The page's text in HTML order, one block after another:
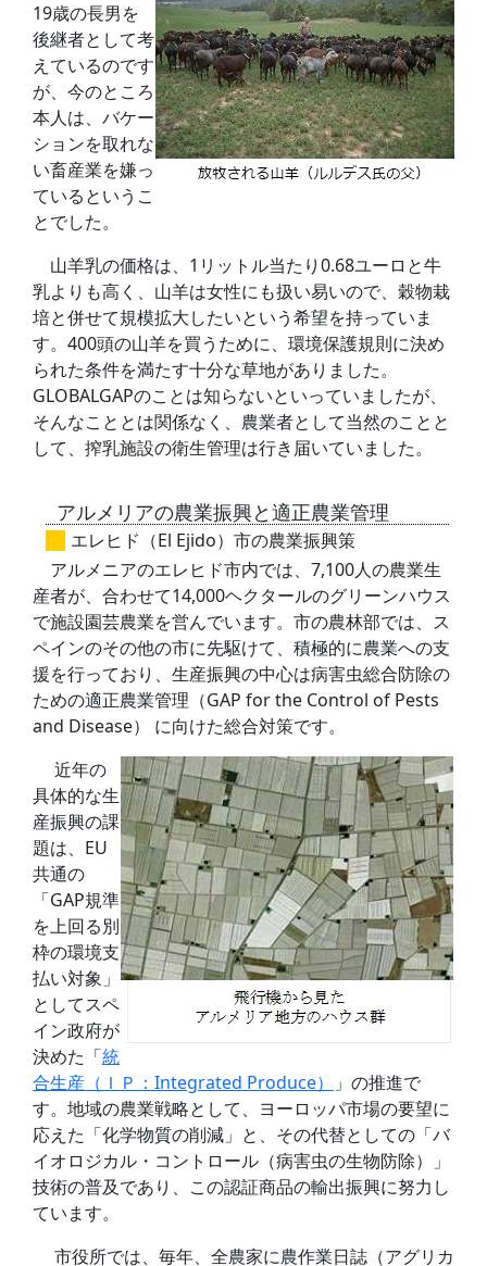
19歳の長男を
後継者として考
えているのです
が、今のところ
本人は、バケー
ションを取れな
い畜産業を嫌っ
ているというこ
とでした。
山羊乳の価格は、1リットル当たり0.68ユーロと牛
乳よりも高く、山羊は女性にも扱い易いので、穀物栽
培と併せて規模拡大したいという希望を持っていま
す。400頭の山羊を買うために、環境保護規則に決め
られた条件を満たす十分な草地がありました。
GLOBALGAPのことは知らないといっていましたが、
そんなこととは関係なく、農業者として当然のことと
して、搾乳施設の衛生管理は行き届いていました。
アルメリアの農業振興と適正農業管理
エレヒド（El Ejido）市の農業振興策
アルメニアのエレヒド市内では、7,100人の農業生
産者が、合わせて14,000ヘクタールのグリーンハウス
で施設園芸農業を営んでいます。市の農林部では、ス
ペインのその他の市に先駆けて、積極的に農業への支
援を行っており、生産振興の中心は病害虫総合防除の
ための適正農業管理（GAP for the Control of Pests
and Disease） に向けた総合対策です。
近年の
具体的な生
産振興の課
題は、EU
共通の
「GAP規準
を上回る別
枠の環境支
払い対象」
としてスペ
イン政府が
決めた「統
合生産（ＩＰ：Integrated Produce）
」の推進で
す。地域の農業戦略として、ヨーロッパ市場の要望に
応えた「化学物質の削減」と、その代替としての「バ
イオロジカル・コントロール（病害虫の生物防除）」
技術の普及であり、この認証商品の輸出振興に努力し
ています。
市役所では、毎年、全農家に農作業日誌（アグリカ